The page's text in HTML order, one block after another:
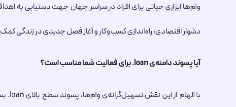
وام‌ها ابزاری حیاتی برای افراد در سراسر جهان جهت دستیابی به
دشوار اقتصادی، راه‌اندازی کسب‌وکار و آغاز فصل جدیدی در زندگی
آیا پسوند دامنه‌ی.loanبرای فعالیت شما مناسب است؟
با الهام از این نقش تسهیل‌گرانه‌ی وام‌ها، پسوند سطح بالای .loan